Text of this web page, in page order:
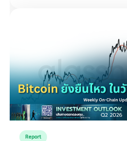
Report